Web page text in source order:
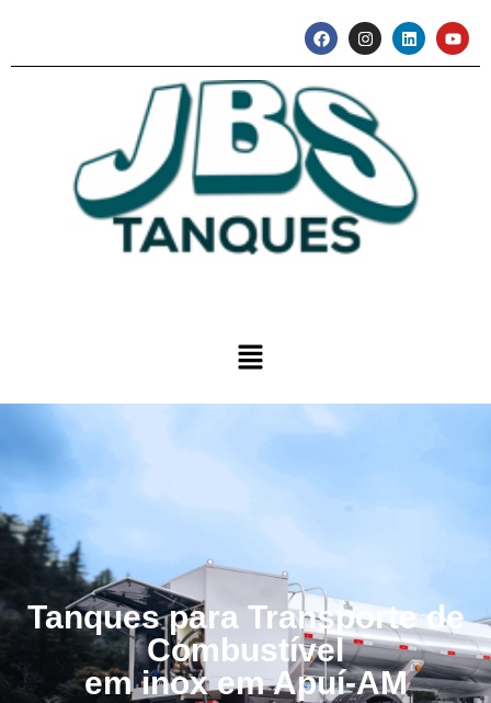
Tanques para Transporte de
Combustível
em inox em Apuí-AM